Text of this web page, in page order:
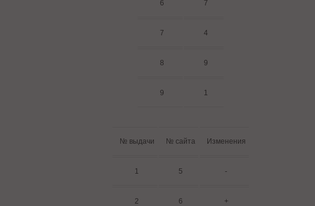
6 7
7 4
8 9
9 1
№ выдачи № сайта Изменения
1 5 -
2 6 +